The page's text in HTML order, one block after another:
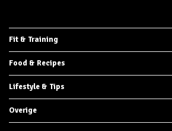
Fit & Training
Food & Recipes
Lifestyle & Tips
Overige